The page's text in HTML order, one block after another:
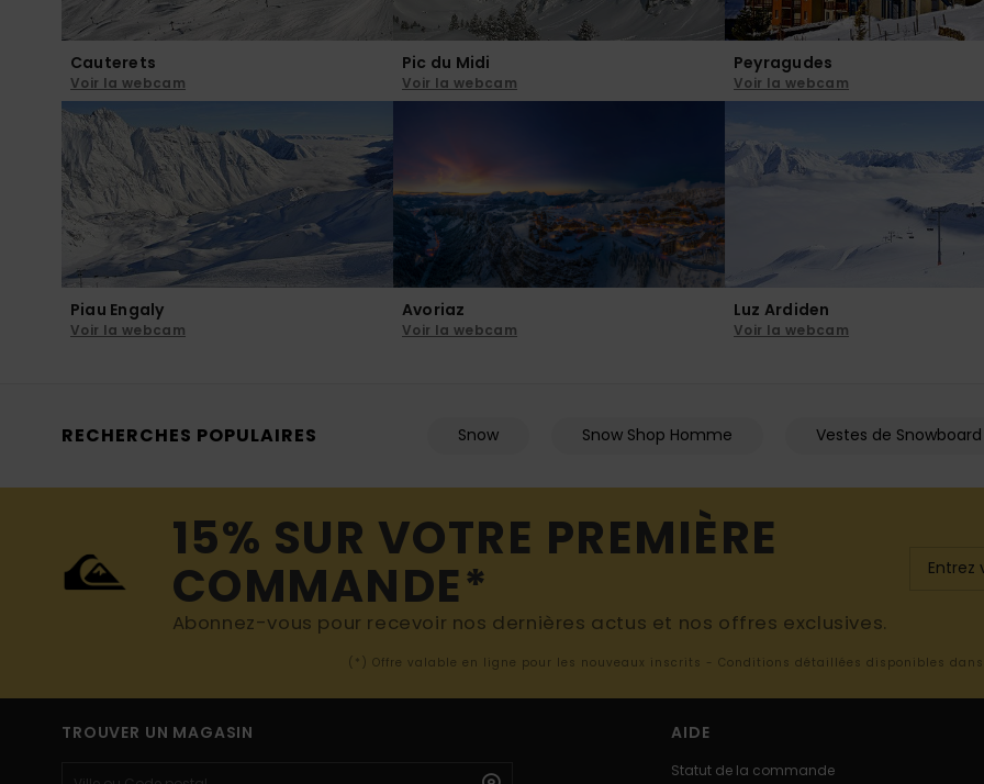
Cauterets
Voir la webcam
Pic du Midi
Voir la webcam
Peyragudes
Voir la webcam
Piau Engaly
Voir la webcam
Avoriaz
Voir la webcam
Luz Ardiden
Voir la webcam
RECHERCHES POPULAIRES Snow Snow Shop Homme Vestes de Snowboard
15% SUR VOTRE PREMIÈRE
COMMANDE*
Abonnez-vous pour recevoir nos dernières actus et nos offres exclusives.
(*) Offre valable en ligne pour les nouveaux inscrits - Conditions détaillées disponibles
TROUVER UN MAGASIN AIDE
Statut de la commande